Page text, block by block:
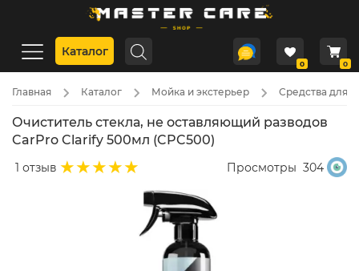
Каталог
0 0
Главная Каталог Мойка и экстерьер Средства для
Очиститель стекла, не оставляющий разводов
CarPro Clarify 500мл (CPC500)
1 отзыв Просмотры 304